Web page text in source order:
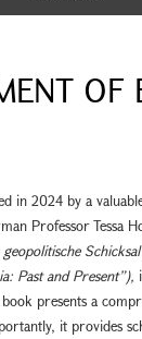
OF
in 2024 by a
Professor Tessa
geopolitische
Past and Present”),
presents a
it provides